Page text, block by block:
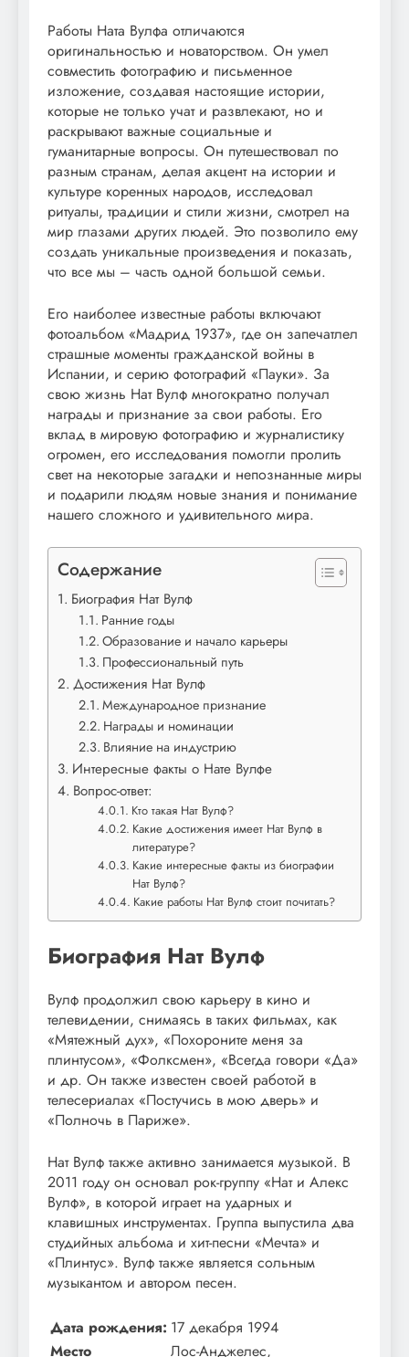
Работы Ната Вулфа отличаются
оригинальностью и новаторством. Он умел
совместить фотографию и письменное
изложение, создавая настоящие истории,
которые не только учат и развлекают, но и
раскрывают важные социальные и
гуманитарные вопросы. Он путешествовал по
разным странам, делая акцент на истории и
культуре коренных народов, исследовал
ритуалы, традиции и стили жизни, смотрел на
мир глазами других людей. Это позволило ему
создать уникальные произведения и показать,
что все мы – часть одной большой семьи.
Его наиболее известные работы включают
фотоальбом «Мадрид 1937», где он запечатлел
страшные моменты гражданской войны в
Испании, и серию фотографий «Пауки». За
свою жизнь Нат Вулф многократно получал
награды и признание за свои работы. Его
вклад в мировую фотографию и журналистику
огромен, его исследования помогли пролить
свет на некоторые загадки и непознанные миры
и подарили людям новые знания и понимание
нашего сложного и удивительного мира.
Содержание
Биография Нат Вулф
Ранние годы
Образование и начало карьеры
Профессиональный путь
Достижения Нат Вулф
Международное признание
Награды и номинации
Влияние на индустрию
Интересные факты о Нате Вулфе
Вопрос-ответ:
Кто такая Нат Вулф?
Какие достижения имеет Нат Вулф в
литературе?
Какие интересные факты из биографии
Нат Вулф?
Какие работы Нат Вулф стоит почитать?
Биография Нат Вулф
Вулф продолжил свою карьеру в кино и
телевидении, снимаясь в таких фильмах, как
«Мятежный дух», «Похороните меня за
плинтусом», «Фолксмен», «Всегда говори «Да»
и др. Он также известен своей работой в
телесериалах «Постучись в мою дверь» и
«Полночь в Париже».
Нат Вулф также активно занимается музыкой. В
2011 году он основал рок-группу «Нат и Алекс
Вулф», в которой играет на ударных и
клавишных инструментах. Группа выпустила два
студийных альбома и хит-песни «Мечта» и
«Плинтус». Вулф также является сольным
музыкантом и автором песен.
Дата рождения: 17 декабря 1994
Место
Лос-Анджелес,